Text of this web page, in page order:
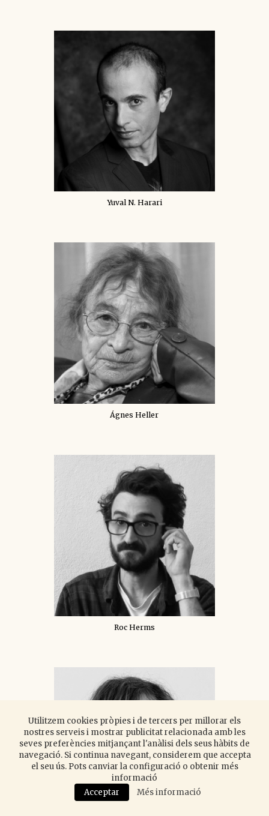
Yuval N. Harari
Ágnes Heller
Roc Herms
Utilitzem cookies pròpies i de tercers per millorar els
nostres serveis i mostrar publicitat relacionada amb les
seves preferències mitjançant l'anàlisi dels seus hàbits de
navegació. Si continua navegant, considerem que accepta
el seu ús. Pots canviar la configuració o obtenir més
informació
Acceptar
Més informació